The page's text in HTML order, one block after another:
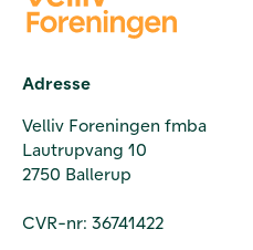
Adresse
Velliv Foreningen fmba
Lautrupvang 10
2750 Ballerup
CVR-nr: 36741422